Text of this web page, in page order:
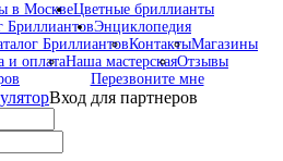
в МосквеЦветные бриллианты
БриллиантовЭнциклопедия
БриллиантовКонтактыМагазины
и оплатаНаша мастерскаяОтзывы
Перезвоните мне
Вход для партнеров